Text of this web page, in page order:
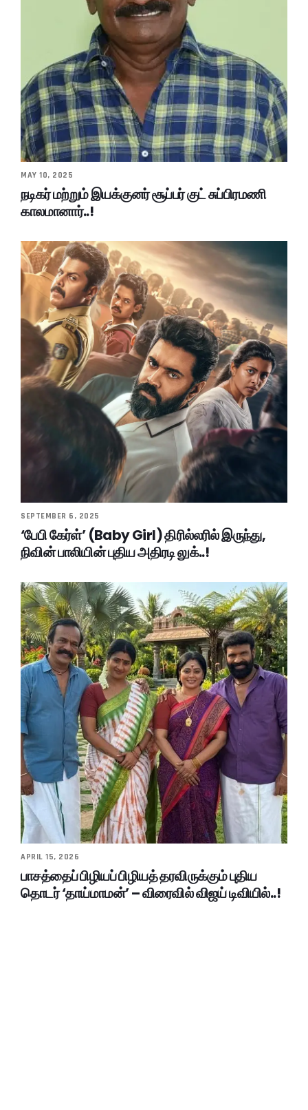
MAY 10, 2025
நடிகர் மற்றும் இயக்குனர் சூப்பர் குட் சுப்பிரமணி
காலமானார்..!
SEPTEMBER 6, 2025
‘பேபி கேர்ள்’ (Baby Girl) திரில்லரில் இருந்து,
நிவின் பாலியின் புதிய அதிரடி லுக்..!
APRIL 15, 2026
பாசத்தைப் பிழியப் பிழியத் தரவிருக்கும் புதிய
தொடர் ‘தாய்மாமன்’ – விரைவில் விஜய் டிவியில்..!